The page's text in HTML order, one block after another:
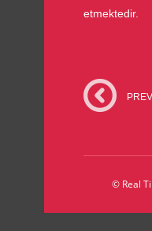
etmektedir.
© Real